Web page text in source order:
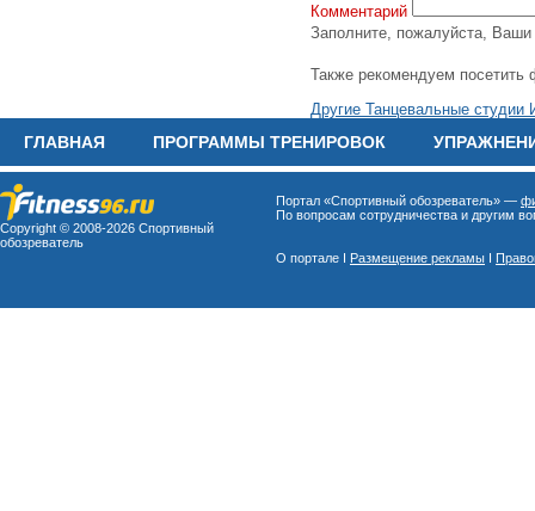
Комментарий
Заполните, пожалуйста, Ваши
Также рекомендуем посетить
Другие Танцевальные студии
ГЛАВНАЯ ПРОГРАММЫ ТРЕНИРОВОК
Copyright © 2008-2026 Спортивный
обозреватель
Портал «Спортивный обозреватель» —
По вопросам сотрудничества и другим
О портале I Размещение рекламы I